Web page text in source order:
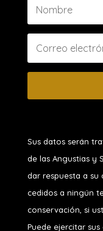
Sus datos serán
de las Angustias y
dar respuesta a su
cedidos a ningún
conservación, si
Puede ejercitar